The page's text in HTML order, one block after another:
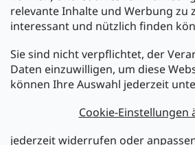
relevante Inhalte und Werbung zu
interessant und nützlich finden
Sie sind nicht verpflichtet, der
Daten einzuwilligen, um diese
können Ihre Auswahl jederzeit
Cookie-Einstellungen
jederzeit widerrufen oder
Newsletter abonnieren
Legen Sie Ihre E-Mail ein und wir
über neue Produkte in unserem E-Shop
E-Mail